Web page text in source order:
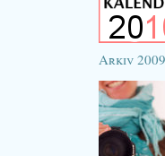
Arkiv 2009